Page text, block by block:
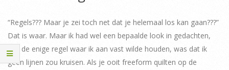
“Regels??? Maar je zei toch net dat je helemaal los kan gaan???”
Dat is waar. Maar ik had wel een bepaalde look in gedachten,
dus de enige regel waar ik aan vast wilde houden, was dat ik
geen lijnen zou kruisen. Als je ooit freeform quilten op de